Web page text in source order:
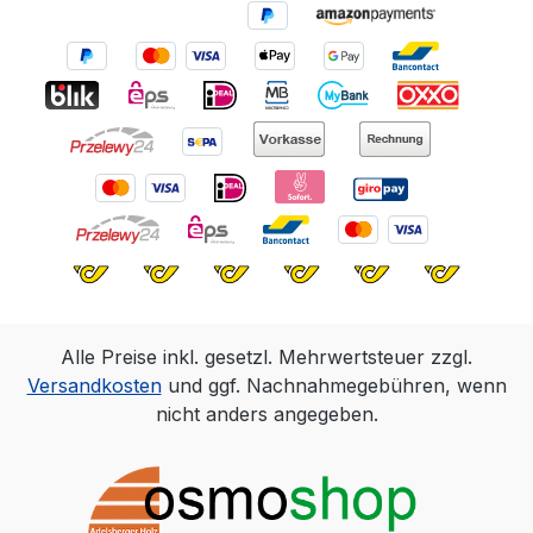
Alle Preise inkl. gesetzl. Mehrwertsteuer zzgl.
Versandkostenund ggf. Nachnahmegebühren, wenn
nicht anders angegeben.